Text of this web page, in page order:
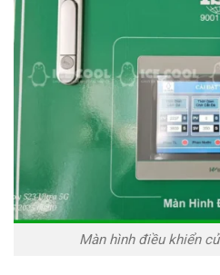
Màn hình điều khiển